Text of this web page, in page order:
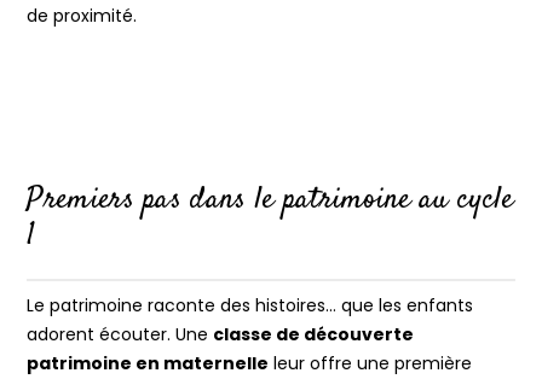
de proximité.
Premiers pas dans le patrimoine au cycle
1
Le patrimoine raconte des histoires… que les enfants
adorent écouter. Une classe de découverte
patrimoine en maternelle leur offre une première